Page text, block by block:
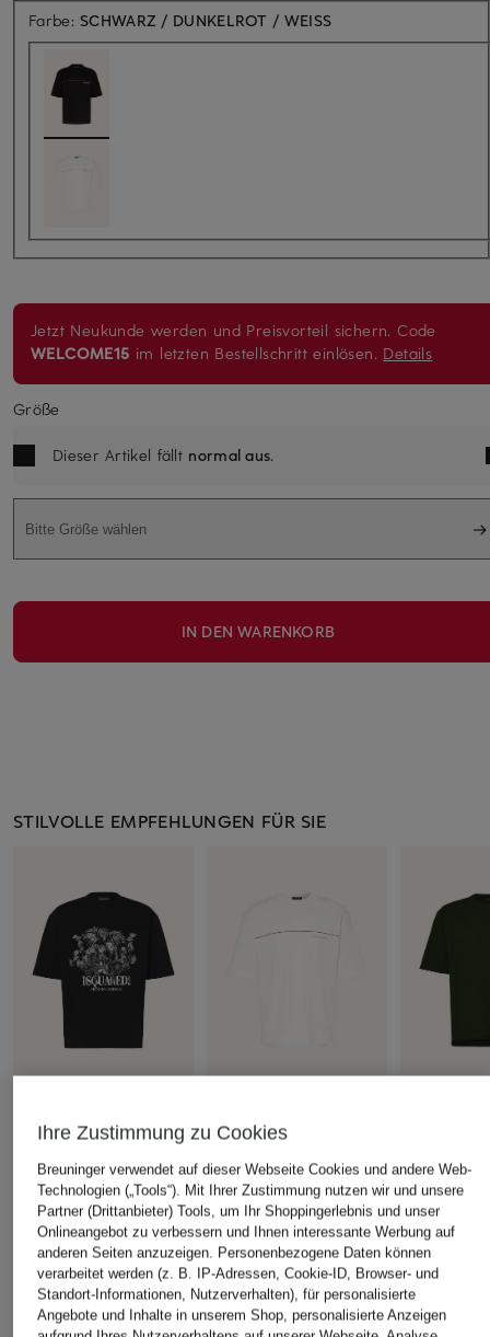
Farbe: SCHWARZ / DUNKELROT / WEISS
Jetzt Neukunde werden und Preisvorteil sichern. Code
WELCOME15 im letzten Bestellschritt einlösen. Details
Größe
Dieser Artikel fällt normal aus.
Bitte Größe wählen
IN DEN WARENKORB
STILVOLLE EMPFEHLUNGEN FÜR SIE
+Aktionsrabatt
T-Shirt
199 €
Bestpreis:
169,15 €
Ursprünglich:270 €
+Aktionsrabatt
T-Shirt
150 €
Bestpreis:
135 €
Ursprünglich:190 €
T-Shirt
159,99 €
Bestpreis:
Ursprünglich:
ÄHNLICHE ARTIKEL ENTDECKEN
Ihre Zustimmung zu Cookies
Breuninger verwendet auf dieser Webseite Cookies und andere Web-
Technologien („Tools“). Mit Ihrer Zustimmung nutzen wir und unsere
Partner (Drittanbieter) Tools, um Ihr Shoppingerlebnis und unser
Onlineangebot zu verbessern und Ihnen interessante Werbung auf
anderen Seiten anzuzeigen. Personenbezogene Daten können
verarbeitet werden (z. B. IP-Adressen, Cookie-ID, Browser- und
Standort-Informationen, Nutzerverhalten), für personalisierte
Angebote und Inhalte in unserem Shop, personalisierte Anzeigen